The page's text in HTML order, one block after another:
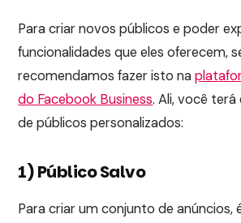
Para criar novos públicos e poder
funcionalidades que eles oferecem,
recomendamos fazer isto na
do Facebook Business. Ali, você
de públicos personalizados:
1) Público Salvo
Para criar um conjunto de anúncios,